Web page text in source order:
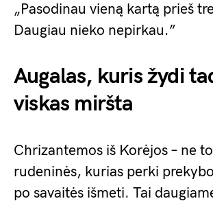
„Pasodinau vieną kartą prieš
Daugiau nieko nepirkau.”
Augalas, kuris žydi
viskas miršta
Chrizantemos iš Korėjos – ne
rudeninės, kurias perki
po savaitės išmeti. Tai